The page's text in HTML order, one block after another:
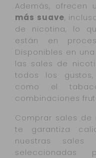
Además, ofrecen
más suave,
de nicotina, lo
están en
Disponibles en
las sales de
todos los
como el
combinaciones
Comprar sales de
te garantiza
nuestras